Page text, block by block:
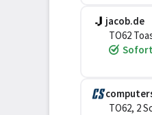
jacob.de
TO62
TO62, 2